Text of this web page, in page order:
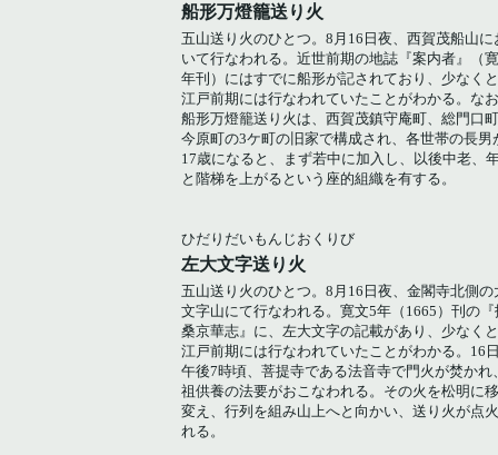
船形万燈籠送り火
五山送り火のひとつ。8月16日夜、西賀茂船山に
いて行なわれる。近世前期の地誌『案内者』（
年刊）にはすでに船形が記されており、少なく
江戸前期には行なわれていたことがわかる。な
船形万燈籠送り火は、西賀茂鎮守庵町、総門口
今原町の3ケ町の旧家で構成され、各世帯の長男
17歳になると、まず若中に加入し、以後中老、
と階梯を上がるという座的組織を有する。
ひだりだいもんじおくりび
左大文字送り火
五山送り火のひとつ。8月16日夜、金閣寺北側の
文字山にて行なわれる。寛文5年（1665）刊の『
桑京華志』に、左大文字の記載があり、少なく
江戸前期には行なわれていたことがわかる。16
午後7時頃、菩提寺である法音寺で門火が焚かれ
祖供養の法要がおこなわれる。その火を松明に
変え、行列を組み山上へと向かい、送り火が点
れる。